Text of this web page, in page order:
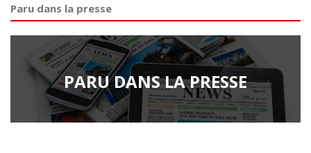
Paru dans la presse
PARU DANS LA PRESSE